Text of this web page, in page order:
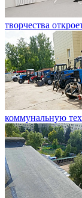
творчества
коммунальную